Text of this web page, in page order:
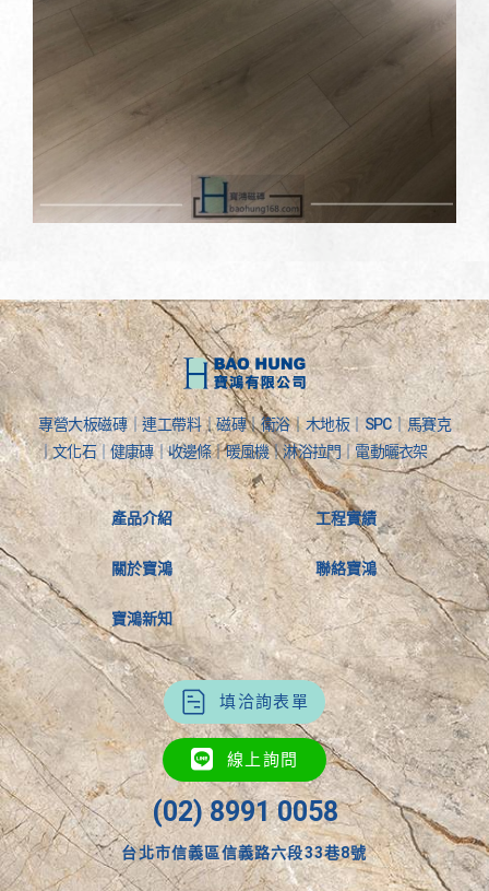
專營大板磁磚｜連工帶料｜磁磚｜衛浴｜木地板｜SPC｜馬賽克
｜文化石｜健康磚｜收邊條｜暖風機｜淋浴拉門｜電動曬衣架
產品介紹
關於寶鴻
寶鴻新知
工程實績
聯絡寶鴻
填洽詢表單
線上詢問
(02) 8991 0058
台北市信義區信義路六段33巷8號